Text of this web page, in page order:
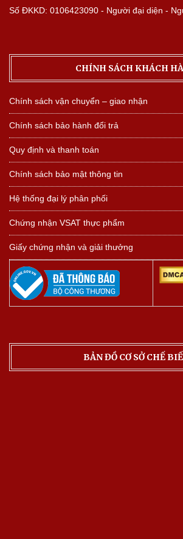
Số ĐKKD: 0106423090 - Người đại diện -
CHÍNH SÁCH KHÁCH
Chính sách vận chuyển – giao nhận
Chính sách bảo hành đổi trả
Quy định và thanh toán
Chính sách bảo mật thông tin
Hệ thống đại lý phân phối
Chứng nhận VSAT thực phẩm
Giấy chứng nhận và giải thưởng
BẢN ĐỒ CƠ SỞ CHẾ